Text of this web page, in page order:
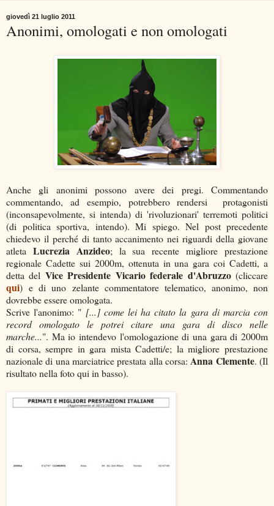
giovedì 21 luglio 2011
Anonimi, omologati e non omologati
Anche gli anonimi possono avere dei pregi. Commentando
commentando, ad esempio, potrebbero rendersi protagonisti
(inconsapevolmente, si intenda) di 'rivoluzionari' terremoti politici
(di politica sportiva, intendo). Mi spiego. Nel post precedente
chiedevo il perché di tanto accanimento nei riguardi della giovane
atleta Lucrezia Anzideo; la sua recente migliore prestazione
regionale Cadette sui 2000m, ottenuta in una gara coi Cadetti, a
detta del Vice Presidente Vicario federale d'Abruzzo(cliccare
qui) e di uno zelante commentatore telematico, anonimo, non
dovrebbe essere omologata.
Scrive l'anonimo: " [...] come lei ha citato la gara di marcia con
record omologato le potrei citare una gara di disco nelle
marche...". Ma io intendevo l'omologazione di una gara di 2000m
di corsa, sempre in gara mista Cadetti/e; la migliore prestazione
nazionale di una marciatrice prestata alla corsa: Anna Clemente. (Il
risultato nella foto qui in basso).